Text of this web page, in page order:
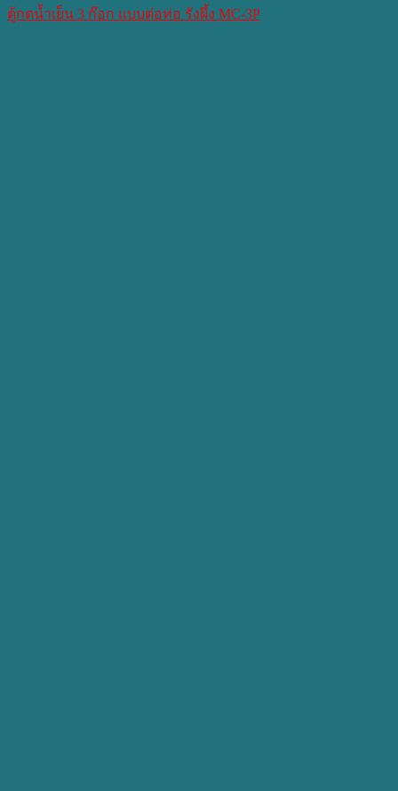
ตู้กดน้ำเย็น 3 ก๊อก แบบต่อท่อ รังผึ้ง MC-3P​